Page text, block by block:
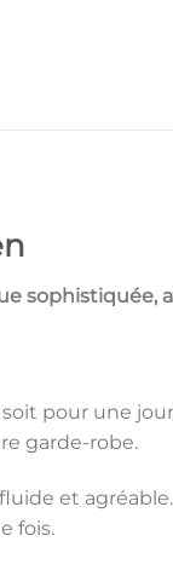
sophistiquée,
pour une
garde-robe.
et
fois.